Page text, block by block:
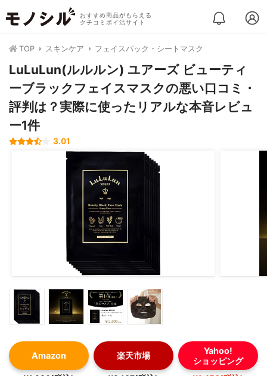
おすすめ商品がもらえる
クチコミポイ活サイト
TOP スキンケア フェイスパック・シートマスク
LuLuLun(ルルルン) ユアーズ ビューティ
ーブラックフェイスマスクの悪い口コミ・
評判は？実際に使ったリアルな本音レビュ
ー1件
3.01
Amazon 楽天市場
Yahoo!
ショッピング